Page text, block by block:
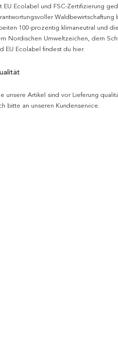
EU Ecolabel und FSC-Zertifizierung
100-prozentig klimaneutral und
Nordischen Umweltzeichen, dem
EU Ecolabel findest du hier.
unsere Artikel sind vor Lieferung
bitte an unseren Kundenservice.